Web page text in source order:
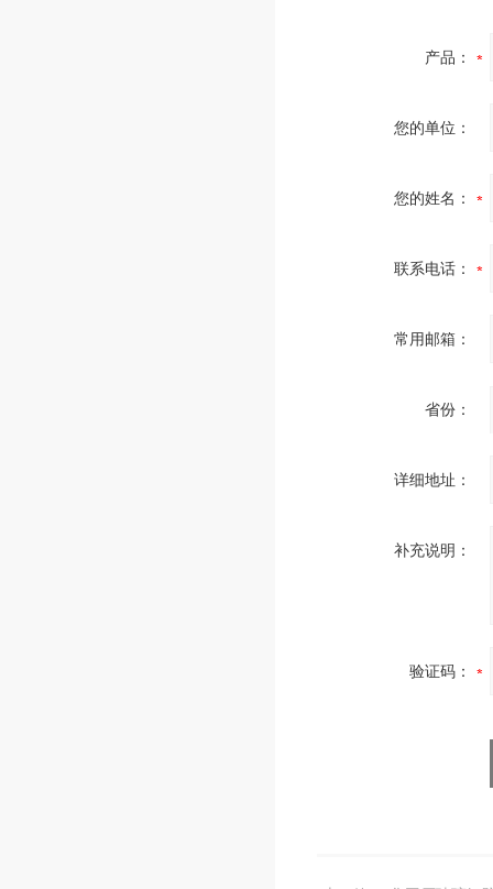
产品：
您的单位：
您的姓名：
联系电话：
常用邮箱：
省份：
详细地址：
补充说明：
验证码：